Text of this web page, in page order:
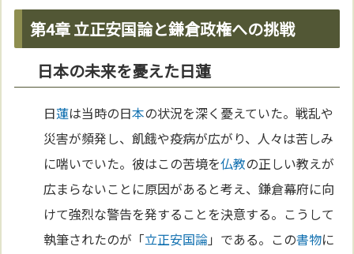
第4章 立正安国論と鎌倉政権への挑戦
日本の未来を憂えた日蓮
日蓮は当時の日本の状況を深く憂えていた。戦乱や
災害が頻発し、飢餓や疫病が広がり、人々は苦しみ
に喘いでいた。彼はこの苦境を仏教の正しい教えが
広まらないことに原因があると考え、鎌倉幕府に向
けて強烈な警告を発することを決意する。こうして
執筆されたのが「立正安国論」である。この書物に